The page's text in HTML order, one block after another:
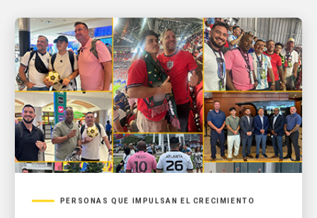
PERSONAS QUE IMPULSAN EL CRECIMIENTO